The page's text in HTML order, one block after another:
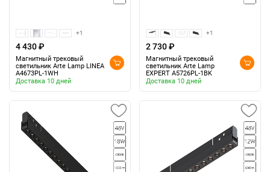
+1
4 430 ₽
Магнитный трековый
светильник Arte Lamp LINEA
A4673PL-1WH
Доставка 10 дней
+1
2 730 ₽
Магнитный трековый
светильник Arte Lamp
EXPERT A5726PL-1BK
Доставка 10 дней